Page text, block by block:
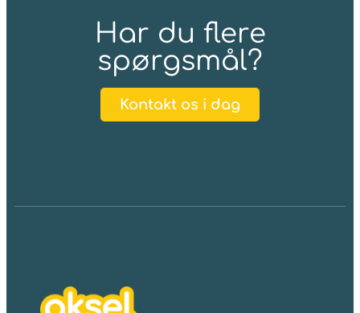
Har du flere
spørgsmål?
Kontakt os i dag